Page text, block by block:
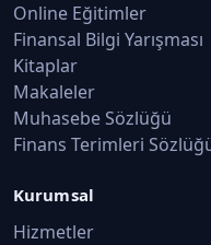
Online Eğitimler
Finansal Bilgi Yarışması
Kitaplar
Makaleler
Muhasebe Sözlüğü
Finans Terimleri
Kurumsal
Hizmetler